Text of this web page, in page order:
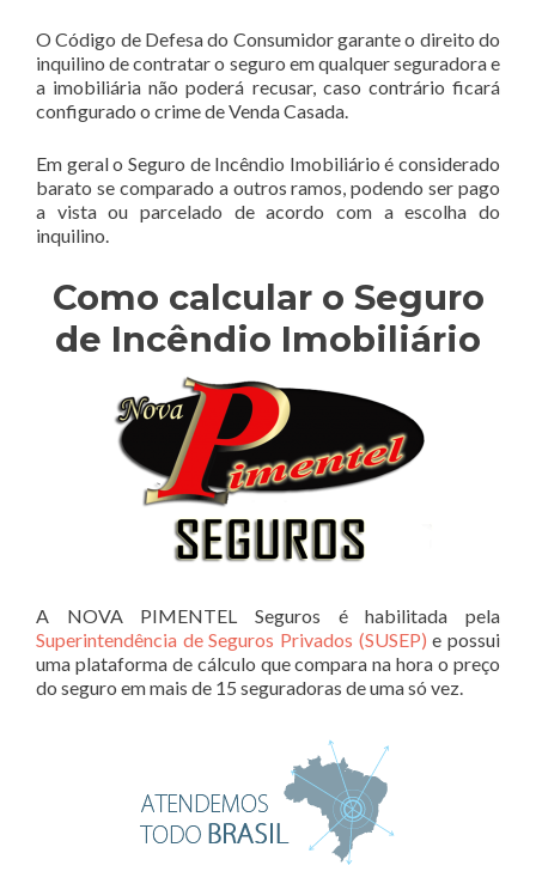
O Código de Defesa do Consumidor garante o direito do
inquilino de contratar o seguro em qualquer seguradora e
a imobiliária não poderá recusar, caso contrário ficará
configurado o crime de Venda Casada.
Em geral o Seguro de Incêndio Imobiliário é considerado
barato se comparado a outros ramos, podendo ser pago
a vista ou parcelado de acordo com a escolha do
inquilino.
Como calcular o Seguro
de Incêndio Imobiliário
A NOVA PIMENTEL Seguros é habilitada pela
Superintendência de Seguros Privados (SUSEP) e possui
uma plataforma de cálculo que compara na hora o preço
do seguro em mais de 15 seguradoras de uma só vez.